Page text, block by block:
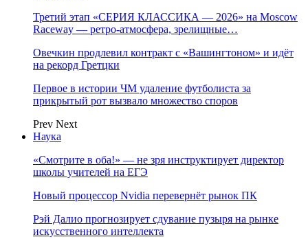
Третий этап «СЕРИЯ КЛАССИКА — 2026» на Moscow
Raceway — ретро‑атмосфера, зрелищные…
Овечкин продлевил контракт с «Вашингтоном» и идёт
на рекорд Гретцки
Первое в истории ЧМ удаление футболиста за
прикрытый рот вызвало множество споров
Prev Next
Наука
«Смотрите в оба!» — не зря инструктирует директор
школы учителей на ЕГЭ
Новый процессор Nvidia перевернёт рынок ПК
Рэй Далио прогнозирует сдувание пузыря на рынке
искусственного интеллекта